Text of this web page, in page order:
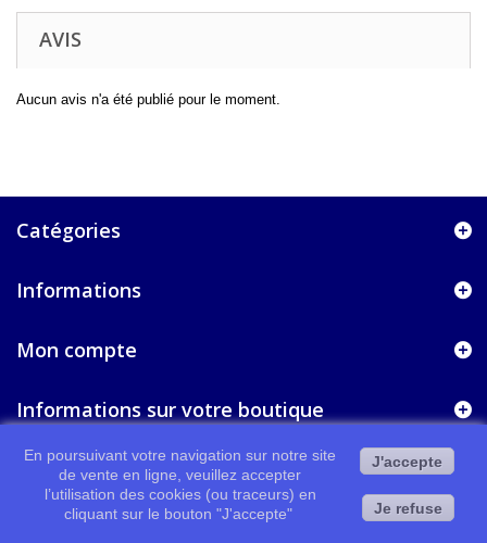
AVIS
Aucun avis n'a été publié pour le moment.
Catégories
Informations
Mon compte
Informations sur votre boutique
En poursuivant votre navigation sur notre site
de vente en ligne, veuillez accepter
l’utilisation des cookies (ou traceurs) en
cliquant sur le bouton "J'accepte"
J'accepte
Je refuse